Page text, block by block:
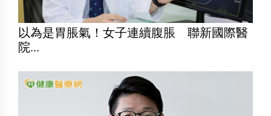
以為是胃脹氣！女子連續腹脹 聯新國際醫
院...